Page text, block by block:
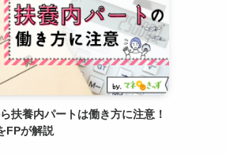
扶養内パートは働き方に注意！
FPが解説